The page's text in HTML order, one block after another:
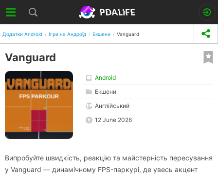
Додатки Android Ігри на Андроїд Екшени Vanguard
Vanguard
Android
Екшени
Англійський
12 June 2026
Випробуйте швидкість, реакцію та майстерність пересування
у Vanguard — динамічному FPS-паркурі, де увесь акцент